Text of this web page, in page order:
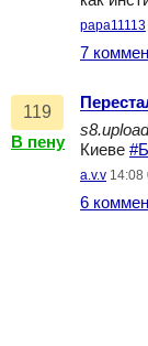
papa11113
7
119
В пену
Киеве
a.v.v 14:08
6